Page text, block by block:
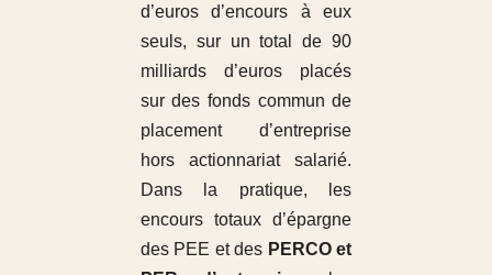
d’euros d’encours à eux
seuls, sur un total de 90
milliards d’euros placés
sur des fonds commun de
placement d’entreprise
hors actionnariat salarié.
Dans la pratique, les
encours totaux d’épargne
des PEE et des PERCO et